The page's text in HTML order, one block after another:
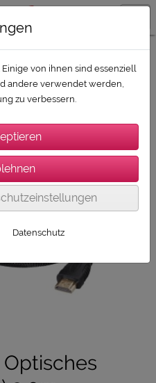
von ihnen sind essenziell
andere verwendet werden,
zu verbessern.
Datenschutz